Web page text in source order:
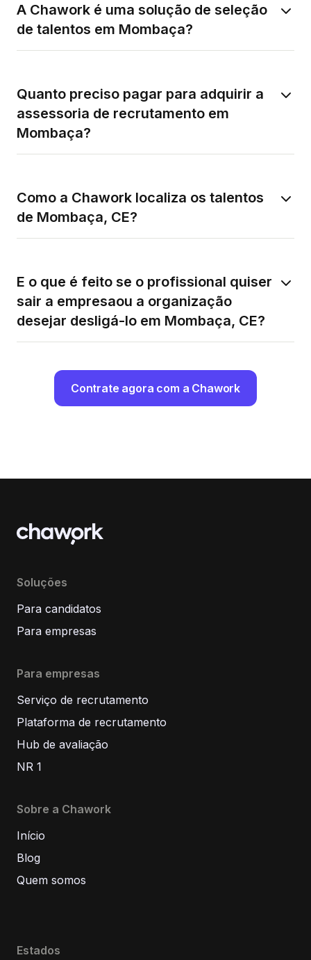
A Chawork é uma solução de seleção
de talentos em Mombaça?
Quanto preciso pagar para adquirir a
assessoria de recrutamento em
Mombaça?
Como a Chawork localiza os talentos
de Mombaça, CE?
E o que é feito se o profissional quiser
sair a empresaou a organização
desejar desligá-lo em Mombaça, CE?
Contrate agora com a Chawork
Soluções
Para candidatos
Para empresas
Para empresas
Serviço de recrutamento
Plataforma de recrutamento
Hub de avaliação
NR 1
Sobre a Chawork
Início
Blog
Quem somos
Estados